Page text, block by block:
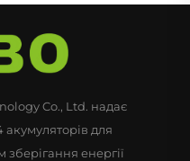
Co., Ltd. надає
акумуляторів для
енергії